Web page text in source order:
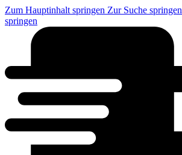
Zum Hauptinhalt springen Zur Suche springen
springen